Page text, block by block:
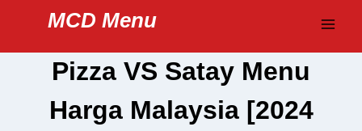
content
MCD Menu
Pizza VS Satay Menu
Harga Malaysia [2024